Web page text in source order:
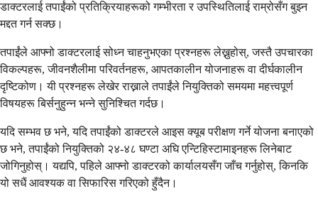
डाक्टरलाई तपाईंको प्रतिक्रियाहरूको गम्भीरता र उपस्थितिलाई राम्रोसँग बुझ्न
मद्दत गर्न सक्छ।
तपाईंले आफ्नो डाक्टरलाई सोध्न चाहनुभएका प्रश्नहरू लेख्नुहोस्, जस्तै उपचारका
विकल्पहरू, जीवनशैलीमा परिवर्तनहरू, आपतकालीन योजनाहरू वा दीर्घकालीन
दृष्टिकोण। यी प्रश्नहरू लेखेर राख्नाले तपाईंले नियुक्तिको समयमा महत्त्वपूर्ण
विषयहरू बिर्सनुहुन्न भन्ने सुनिश्चित गर्दछ।
यदि सम्भव छ भने, यदि तपाईंको डाक्टरले आइस क्यूब परीक्षण गर्ने योजना बनाएको
छ भने, तपाईंको नियुक्तिको २४-४८ घण्टा अघि एन्टिहिस्टामाइनहरू लिनेबाट
जोगिनुहोस्। यद्यपि, पहिले आफ्नो डाक्टरको कार्यालयसँग जाँच गर्नुहोस्, किनकि
यो सधैं आवश्यक वा सिफारिस गरिएको हुँदैन।